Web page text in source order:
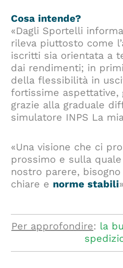
Cosa intende?
«Dagli Sportelli
rileva piuttosto come
iscritti sia orientata a
dai rendimenti; in
della flessibilità in
fortissime aspettative,
grazie alla graduale
simulatore INPS La
«Una visione che ci
prossimo e sulla
nostro parere,
chiare e norme stabili
Per approfondire: la